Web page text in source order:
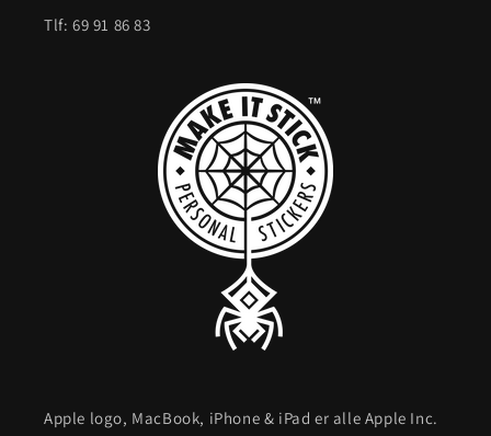
Tlf: 69 91 86 83
Apple logo, MacBook, iPhone & iPad er alle Apple Inc.